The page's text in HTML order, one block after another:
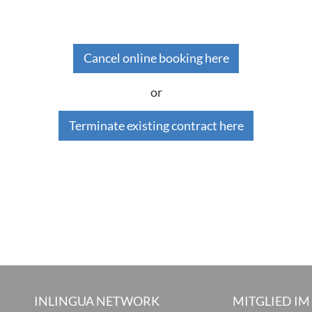
Cancel online booking here
or
Terminate existing contract here
INLINGUA NETWORK MITGLIED IM